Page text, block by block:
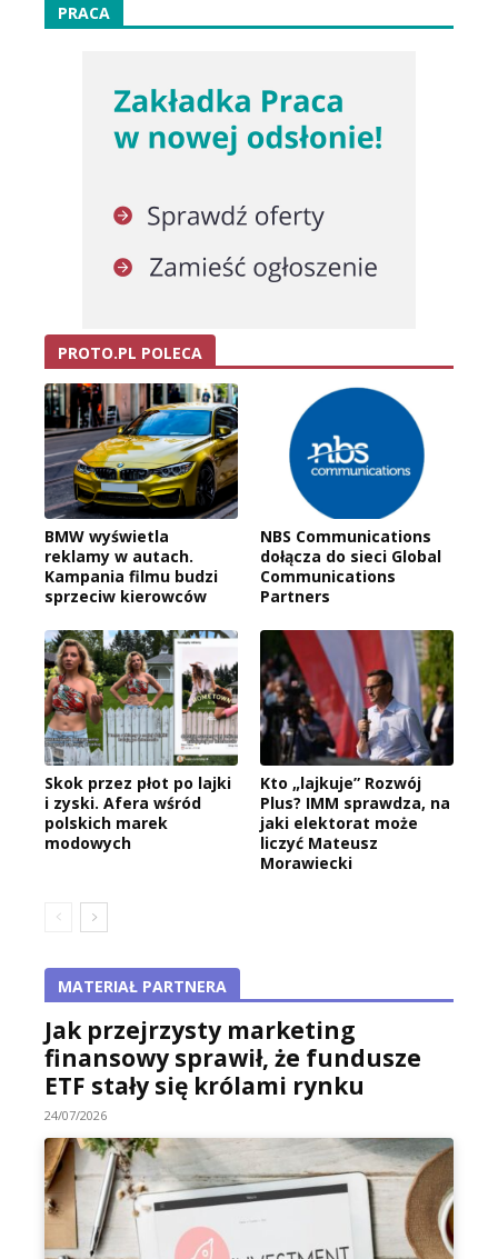
PRACA
PROTO.PL POLECA
BMW wyświetla
reklamy w autach.
Kampania filmu budzi
sprzeciw kierowców
NBS Communications
dołącza do sieci Global
Communications
Partners
Skok przez płot po lajki
i zyski. Afera wśród
polskich marek
modowych
Kto „lajkuje” Rozwój
Plus? IMM sprawdza, na
jaki elektorat może
liczyć Mateusz
Morawiecki
MATERIAŁ PARTNERA
Jak przejrzysty marketing
finansowy sprawił, że fundusze
ETF stały się królami rynku
24/07/2026